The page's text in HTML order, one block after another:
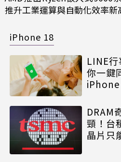
推升工業運算與自動化效率新
iPhone 18
LINE
你一鍵
DRAM
頸！台
晶片只